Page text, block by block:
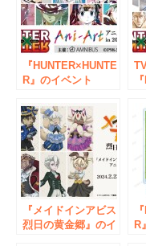
『HUNTER×HUNTE
R』のイベント
TER』Ani-Art アニ
メイトフェア in
2021 Autumn」の開
催が決定！
『メイドインアビス
烈日の黄金郷』のイ
R